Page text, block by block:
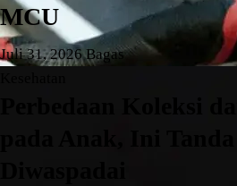
MCU
Juli 31, 2026Bagas